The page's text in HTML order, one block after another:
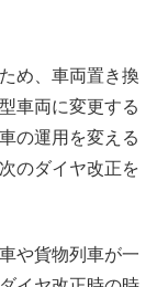
め、車両置き換
車両に変更する
の運用を変える
のダイヤ改正を
や貨物列車が一